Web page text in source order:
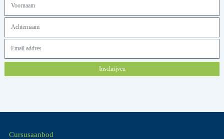
Inschrijven
Cursusaanbod